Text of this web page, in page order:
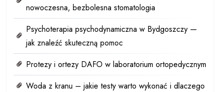
nowoczesna, bezbolesna stomatologia
Psychoterapia psychodynamiczna w Bydgoszczy —
jak znaleźć skuteczną pomoc
Protezy i ortezy DAFO w laboratorium ortopedycznym
Woda z kranu – jakie testy warto wykonać i dlaczego